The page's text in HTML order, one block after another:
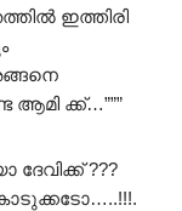
ഇത്തിരി
ആമി ക്ക്…”””
ദേവിക്ക് ???